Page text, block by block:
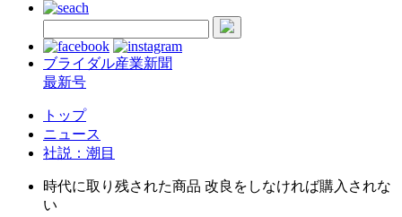
ブライダル産業新聞
最新号
トップ
ニュース
社説：潮目
時代に取り残された商品 改良をしなければ購入されな
い